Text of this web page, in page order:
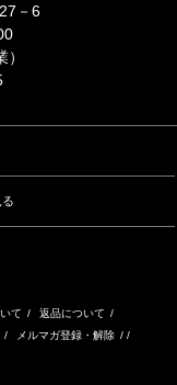
－6
て / 返品について /
/ メルマガ登録・解除 / /